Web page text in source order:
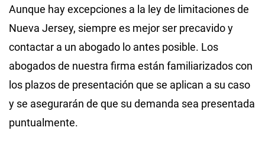
Aunque hay excepciones a la ley de limitaciones de
Nueva Jersey, siempre es mejor ser precavido y
contactar a un abogado lo antes posible. Los
abogados de nuestra firma están familiarizados con
los plazos de presentación que se aplican a su caso
y se asegurarán de que su demanda sea presentada
puntualmente.